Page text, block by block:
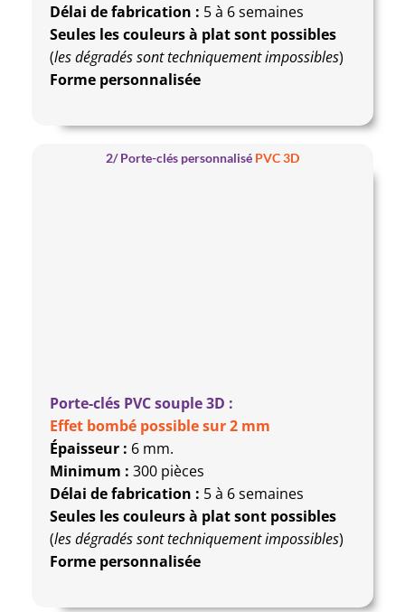
Délai de fabrication : 5 à 6 semaines
Seules les couleurs à plat sont possibles
(les dégradés sont techniquement impossibles)
Forme personnalisée
2/ Porte-clés personnalisé PVC 3D
Porte-clés PVC souple 3D :
Effet bombé possible sur 2 mm
Épaisseur : 6 mm.
Minimum : 300 pièces
Délai de fabrication : 5 à 6 semaines
Seules les couleurs à plat sont possibles
(les dégradés sont techniquement impossibles)
Forme personnalisée